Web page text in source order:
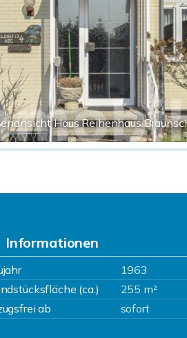
Haus Reihenhaus
Informationen
1963
(ca.)
255 m²
ab
sofort